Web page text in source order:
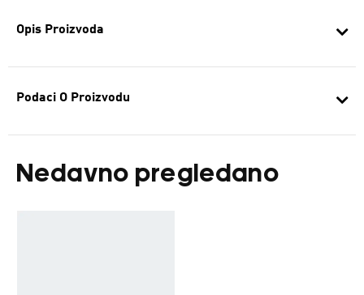
Opis Proizvoda
Podaci O Proizvodu
Nedavno pregledano